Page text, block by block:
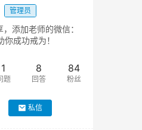
管理员
添加老师的微信：
成功戒为！
1
题
8
回答
84
粉丝
私信